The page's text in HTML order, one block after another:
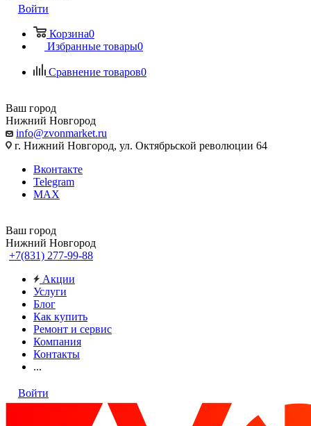
Войти
Корзина0
Избранные товары0
Сравнение товаров0
Ваш город
Нижний Новгород
info@zvonmarket.ru
г. Нижний Новгород, ул. Октябрьской революции 64
Вконтакте
Telegram
MAX
Ваш город
Нижний Новгород
+7(831) 277-99-88
Акции
Услуги
Блог
Как купить
Ремонт и сервис
Компания
Контакты
...
Войти